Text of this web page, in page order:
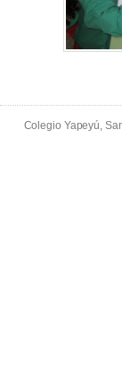
Colegio Yapeyú,